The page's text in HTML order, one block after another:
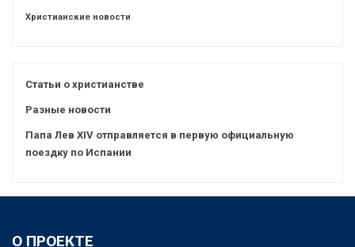
Христианские новости
Статьи о христианстве
Разные новости
Папа Лев XIV отправляется в первую официальную
поездку по Испании
О ПРОЕКТЕ